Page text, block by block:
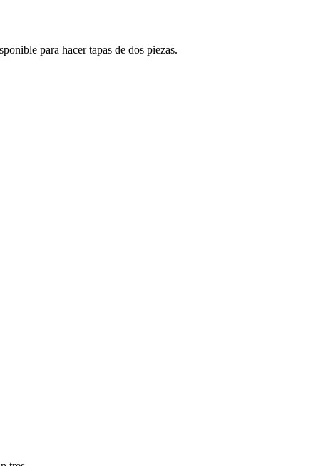
para hacer tapas de dos piezas.